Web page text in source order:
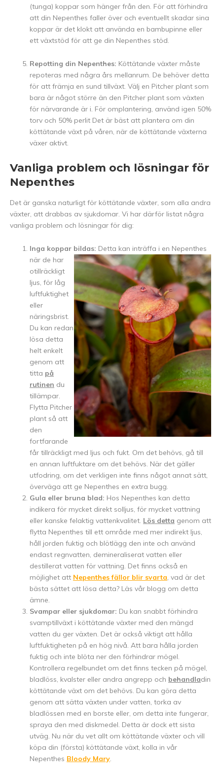
(tunga) koppar som hänger från den. För att förhindra
att din Nepenthes faller över och eventuellt skadar sina
koppar är det klokt att använda en bambupinne eller
ett växtstöd för att ge din Nepenthes stöd.
Repotting din Nepenthes: Köttätande växter måste
repoteras med några års mellanrum. De behöver detta
för att främja en sund tillväxt. Välj en Pitcher plant som
bara är något större än den Pitcher plant som växten
för närvarande är i. För omplantering, använd igen 50%
torv och 50% perlit Det är bäst att plantera om din
köttätande växt på våren, när de köttätande växterna
växer aktivt.
Vanliga problem och lösningar för
Nepenthes
Det är ganska naturligt för köttätande växter, som alla andra
växter, att drabbas av sjukdomar. Vi har därför listat några
vanliga problem och lösningar för dig:
Inga koppar bildas: Detta kan inträffa i en Nepenthes
när de har
otillräckligt
ljus, för låg
luftfuktighet
eller
näringsbrist.
Du kan redan
lösa detta
helt enkelt
genom att
titta på
rutinen du
tillämpar.
Flytta Pitcher
plant så att
den
fortfarande
får tillräckligt med ljus och fukt. Om det behövs, gå till
en annan luftfuktare om det behövs. När det gäller
utfodring, om det verkligen inte finns något annat sätt,
överväga att ge Nepenthes en extra bugg.
Gula eller bruna blad: Hos Nepenthes kan detta
indikera för mycket direkt solljus, för mycket vattning
eller kanske felaktig vattenkvalitet. Lös detta genom att
flytta Nepenthes till ett område med mer indirekt ljus,
håll jorden fuktig och blötlägg den inte och använd
endast regnvatten, demineraliserat vatten eller
destillerat vatten för vattning. Det finns också en
möjlighet att Nepenthes fällor blir svarta, vad är det
bästa sättet att lösa detta? Läs vår blogg om detta
ämne.
Svampar eller sjukdomar: Du kan snabbt förhindra
svamptillväxt i köttätande växter med den mängd
vatten du ger växten. Det är också viktigt att hålla
luftfuktigheten på en hög nivå. Att bara hålla jorden
fuktig och inte blöta ner den förhindrar mögel.
Kontrollera regelbundet om det finns tecken på mögel,
bladlöss, kvalster eller andra angrepp och behandladin
köttätande växt om det behövs. Du kan göra detta
genom att sätta växten under vatten, torka av
bladlössen med en borste eller, om detta inte fungerar,
spraya den med diskmedel. Detta är dock ett sista
utväg. Nu när du vet allt om köttätande växter och vill
köpa din (första) köttätande växt, kolla in vår
Nepenthes Bloody Mary.